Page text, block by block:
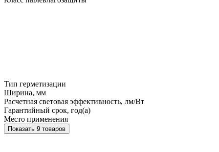
Тип герметизации
Ширина, мм
Расчетная световая эффективность, лм/Вт
Гарантийный срок, год(а)
Место применения
Показать 9 товаров